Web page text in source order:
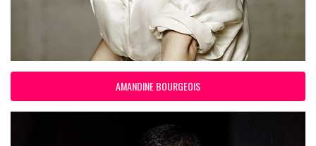
AMANDINE BOURGEOIS